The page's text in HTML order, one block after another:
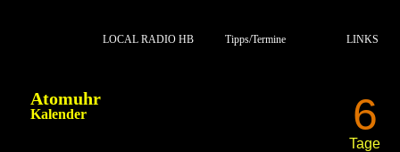
6
Tage
Atomuhr
Kalender
LOCAL RADIO HB Tipps/Termine LINKS